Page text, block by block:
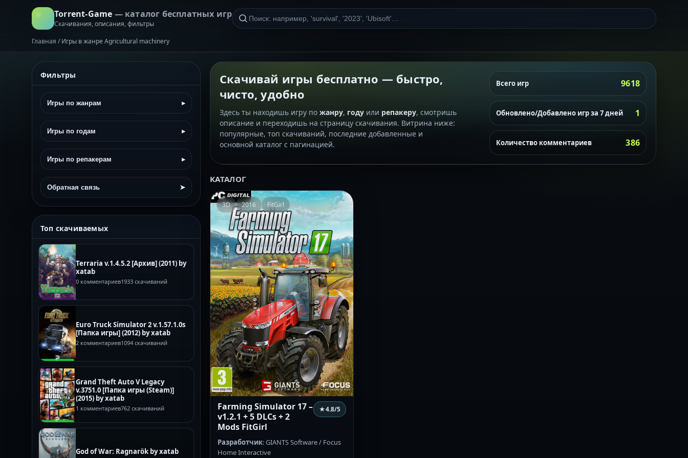
Torrent-Game — каталог бесплатных игр
Скачивания, описания, фильтры
Главная / Игры в жанре Agricultural machinery
Фильтры
Игры по жанрам ▸
Игры по годам ▸
Игры по репакерам ▸
Обратная связь ➤
Топ скачиваемых
Terraria v.1.4.5.2 [Архив] (2011) by
xatab
0 комментариев1933 скачиваний
Euro Truck Simulator 2 v.1.57.1.0s
[Папка игры] (2012) by xatab
2 комментариев1094 скачиваний
Grand Theft Auto V Legacy
v.3751.0 [Папка игры (Steam)]
(2015) by xatab
1 комментариев762 скачиваний
God of War: Ragnarök by xatab
Скачивай игры бесплатно — быстро,
чисто, удобно
Здесь ты находишь игру по жанру, году или репакеру, смотришь
описание и переходишь на страницу скачивания. Витрина ниже:
популярные, топ скачиваний, последние добавленные и
основной каталог с пагинацией.
Всего игр 9618
Обновлено/Добавлено игр за 7 дней 1
Количество комментариев 386
КАТАЛОГ
3D 2016 FitGirl
Farming Simulator 17 –
v1.2.1 + 5 DLCs + 2
Mods FitGirl
★4.8/5
Разработчик: GIANTS Software / Focus
Home Interactive